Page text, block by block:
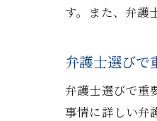
す。また、弁護
弁護士選びで
弁護士選びで重
事情に詳しい弁